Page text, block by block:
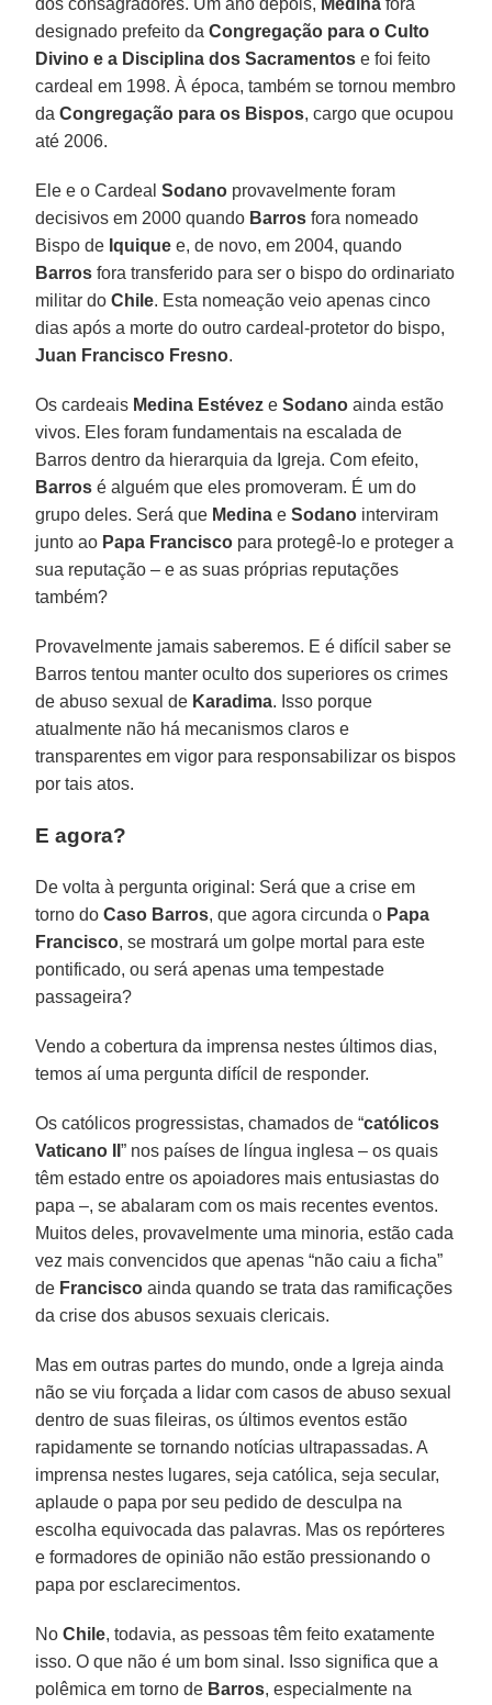
designado prefeito daCongregação para o Culto
Divino e a Disciplina dos Sacramentos e foi feito
cardeal em 1998. À época, também se tornou membro
daCongregação para os Bispos, cargo que ocupou
até 2006.
Ele e o CardealSodano provavelmente foram
decisivos em 2000 quando Barros fora nomeado
Bispo de Iquique e, de novo, em 2004, quando
Barros fora transferido para ser o bispo do ordinariato
militar doChile. Esta nomeação veio apenas cinco
dias após a morte do outro cardeal-protetor do bispo,
Juan Francisco Fresno.
Os cardeais Medina Estévez eSodano ainda estão
vivos. Eles foram fundamentais na escalada de
Barros dentro da hierarquia da Igreja. Com efeito,
Barros é alguém que eles promoveram. É um do
grupo deles. Será que Medina eSodano interviram
junto ao Papa Francisco para protegê-lo e proteger a
sua reputação – e as suas próprias reputações
também?
Provavelmente jamais saberemos. E é difícil saber se
Barros tentou manter oculto dos superiores os crimes
de abuso sexual de Karadima. Isso porque
atualmente não há mecanismos claros e
transparentes em vigor para responsabilizar os bispos
por tais atos.
E agora?
De volta à pergunta original: Será que a crise em
torno do Caso Barros, que agora circunda o Papa
Francisco, se mostrará um golpe mortal para este
pontificado, ou será apenas uma tempestade
passageira?
Vendo a cobertura da imprensa nestes últimos dias,
temos aí uma pergunta difícil de responder.
Os católicos progressistas, chamados de “católicos
Vaticano II” nos países de língua inglesa – os quais
têm estado entre os apoiadores mais entusiastas do
papa –, se abalaram com os mais recentes eventos.
Muitos deles, provavelmente uma minoria, estão cada
vez mais convencidos que apenas “não caiu a ficha”
de Francisco ainda quando se trata das ramificações
da crise dos abusos sexuais clericais.
Mas em outras partes do mundo, onde a Igreja ainda
não se viu forçada a lidar com casos de abuso sexual
dentro de suas fileiras, os últimos eventos estão
rapidamente se tornando notícias ultrapassadas. A
imprensa nestes lugares, seja católica, seja secular,
aplaude o papa por seu pedido de desculpa na
escolha equivocada das palavras. Mas os repórteres
e formadores de opinião não estão pressionando o
papa por esclarecimentos.
NoChile, todavia, as pessoas têm feito exatamente
isso. O que não é um bom sinal. Isso significa que a
polêmica em torno de Barros, especialmente na